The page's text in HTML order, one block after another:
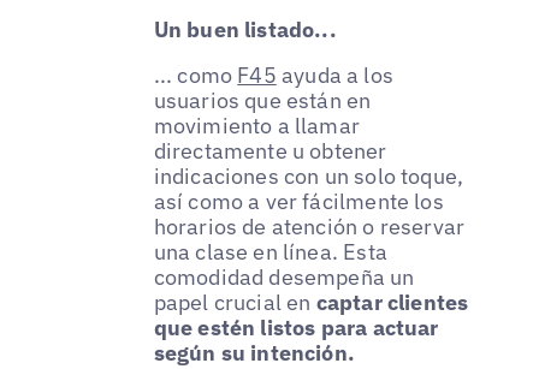
Un buen listado...
... como F45 ayuda a los
usuarios que están en
movimiento a llamar
directamente u obtener
indicaciones con un solo toque,
así como a ver fácilmente los
horarios de atención o reservar
una clase en línea. Esta
comodidad desempeña un
papel crucial en captar clientes
que estén listos para actuar
según su intención.